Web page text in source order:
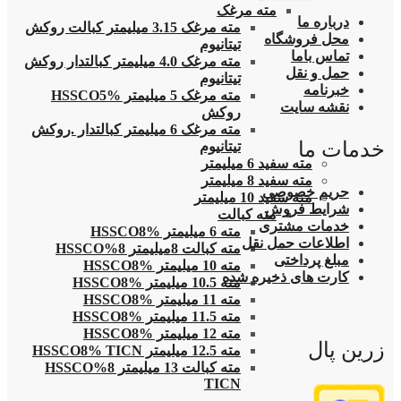
مته مرغک
مته مرغک 3.15 میلیمتر کبالت روکش
تیتانیوم
مته مرغک 4.0 میلیمتر کبالتدار روکش
تیتانیوم
مته مرغک 5 میلیمتر HSSCO5%
روکش
مته مرغک 6 میلیمتر کبالتدار .روکش
تیتانیوم
مته سفید 6 میلیمتر
مته سفید 8 میلیمتر
مته سفید 10 میلیمتر
مته کبالت
مته 6 میلیمتر HSSCO8%
مته کبالت 8میلیمتر 8%HSSCO
مته 10 میلیمتر HSSCO8%
مته 10.5 میلیمتر HSSCO8%
مته 11 میلیمتر HSSCO8%
مته 11.5 میلیمتر HSSCO8%
مته 12 میلیمتر HSSCO8%
مته 12.5 میلیمتر HSSCO8% TICN
مته کبالت 13 میلیمتر 8%HSSCO
TICN
درباره ما
محل فروشگاه
تماس باما
حمل و نقل
خبرنامه
نقشه سایت
خدمات ما
حریم خصوصی
شرایط فروش
خدمات مشتری
اطلاعات حمل نقل
مبلغ پرداختی
کارت های ذخیره شده
زرین پال